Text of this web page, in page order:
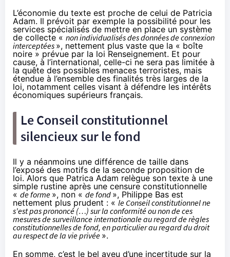
L’économie du texte est proche de celui de Patricia
Adam. Il prévoit par exemple la possibilité pour les
services spécialisés de mettre en place un système
de collecte « non individualisés des données de connexion
interceptées », nettement plus vaste que la « boîte
noire » prévue par la loi Renseignement. Et pour
cause, à l’international, celle-ci ne sera pas limitée à
la quête des possibles menaces terroristes, mais
étendue à l’ensemble des finalités très larges de la
loi, notamment celles visant à défendre les intérêts
économiques supérieurs français.
Le Conseil constitutionnel
silencieux sur le fond
Il y a néanmoins une différence de taille dans
l’exposé des motifs de la seconde proposition de
loi. Alors que Patrica Adam relègue son texte à une
simple rustine après une censure constitutionnelle
« de forme », non « de fond », Philippe Bas est
nettement plus prudent : «le Conseil constitutionnel ne
s'est pas prononcé (…) sur la conformité ou non de ces
mesures de surveillance internationale au regard de règles
constitutionnelles de fond, en particulier au regard du droit
au respect de la vie privée ».
En somme, c’est le bel aveu d’une incertitude sur la